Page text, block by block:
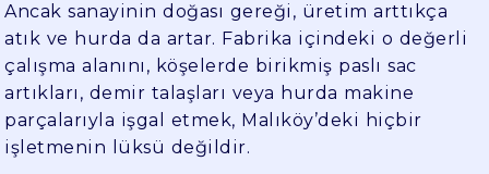
Ancak sanayinin doğası gereği, üretim arttıkça
atık ve hurda da artar. Fabrika içindeki o değerli
çalışma alanını, köşelerde birikmiş paslı sac
artıkları, demir talaşları veya hurda makine
parçalarıyla işgal etmek, Malıköy’deki hiçbir
işletmenin lüksü değildir.